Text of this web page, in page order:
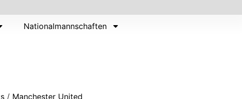
Nationalmannschaften
/ Manchester United